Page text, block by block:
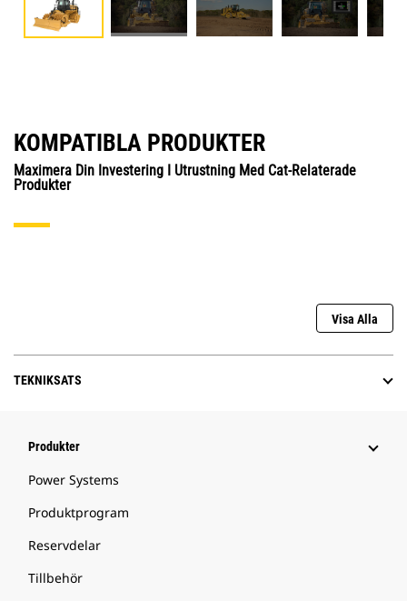
KOMPATIBLA PRODUKTER
Maximera Din Investering I Utrustning Med Cat-Relaterade
Produkter
Visa Alla
TEKNIKSATS
Produkter
Power Systems
Produktprogram
Reservdelar
Tillbehör